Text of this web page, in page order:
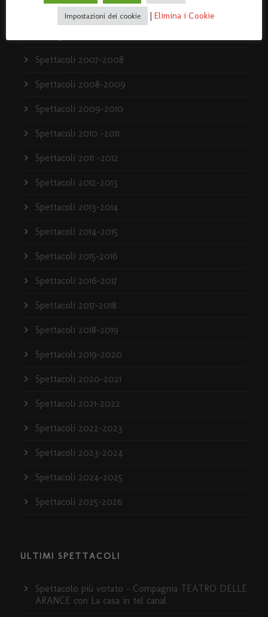
News
Spettacoli 2007-2008
Spettacoli 2008-2009
Spettacoli 2009-2010
Spettacoli 2010 -2011
Spettacoli 2011 -2012
Spettacoli 2012-2013
Spettacoli 2013-2014
Spettacoli 2014-2015
Spettacoli 2015-2016
Spettacoli 2016-2017
Spettacoli 2017-2018
Spettacoli 2018-2019
Spettacoli 2019-2020
Spettacoli 2020-2021
Spettacoli 2021-2022
Spettacoli 2022-2023
Spettacoli 2023-2024
Spettacoli 2024-2025
Spettacoli 2025-2026
ULTIMI SPETTACOLI
Spettacolo più votato – Compagnia TEATRO DELLE
ARANCE con La casa in tel canal
Impostazioni dei cookie | Elimina i Cookie